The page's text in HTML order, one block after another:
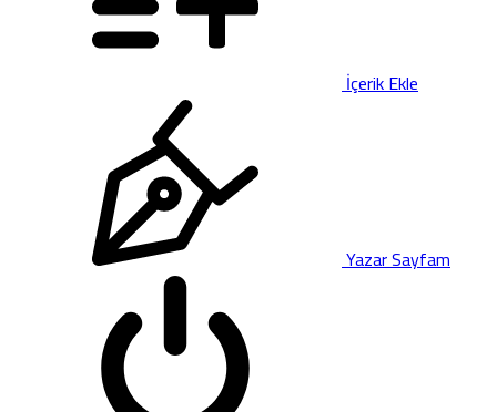
İçerik Ekle
Yazar Sayfam